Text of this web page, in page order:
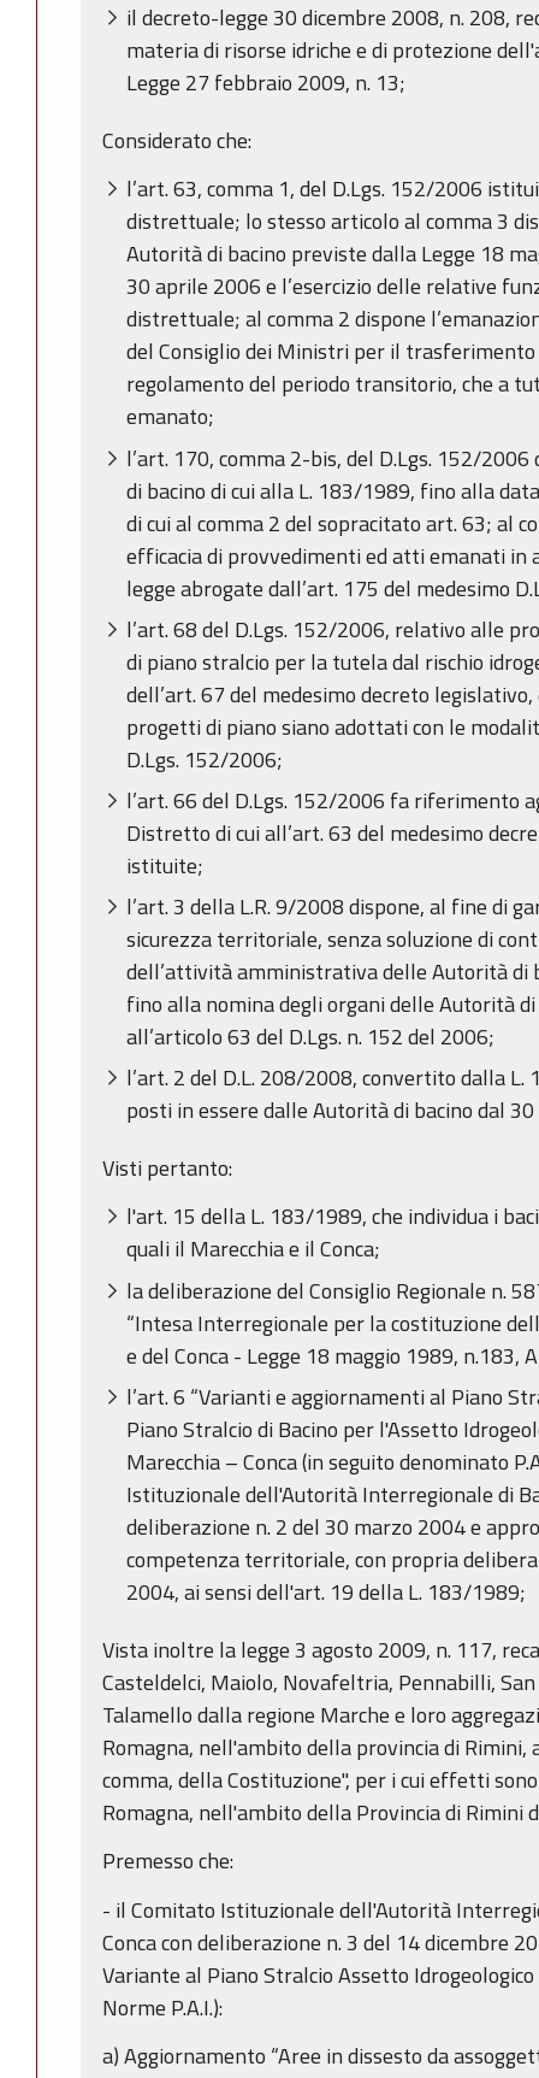
il decreto-legge 30 dicembre 2008, n. 208,
materia di risorse idriche e di protezione
Legge 27 febbraio 2009, n. 13;
Considerato che:
l’art. 63, comma 1, del D.Lgs. 152/2006
distrettuale; lo stesso articolo al comma 3
Autorità di bacino previste dalla Legge 18
30 aprile 2006 e l’esercizio delle relative
distrettuale; al comma 2 dispone
del Consiglio dei Ministri per il
regolamento del periodo transitorio, che a
emanato;
l’art. 170, comma 2-bis, del D.Lgs. 152/
di bacino di cui alla L. 183/1989, fino alla
di cui al comma 2 del sopracitato art. 63; al
efficacia di provvedimenti ed atti emanati in
legge abrogate dall’art. 175 del medesimo
l’art. 68 del D.Lgs. 152/2006, relativo alle
di piano stralcio per la tutela dal rischio
dell’art. 67 del medesimo decreto
progetti di piano siano adottati con le
D.Lgs. 152/2006;
l’art. 66 del D.Lgs. 152/2006 fa riferimento
Distretto di cui all’art. 63 del medesimo
istituite;
l’art. 3 della L.R. 9/2008 dispone, al fine di
sicurezza territoriale, senza soluzione di
dell’attività amministrativa delle Autorità di
fino alla nomina degli organi delle Autorità
all’articolo 63 del D.Lgs. n. 152 del 2006;
l’art. 2 del D.L. 208/2008, convertito dalla
posti in essere dalle Autorità di bacino dal
Visti pertanto:
l'art. 15 della L. 183/1989, che individua i
quali il Marecchia e il Conca;
la deliberazione del Consiglio Regionale n.
“Intesa Interregionale per la costituzione
e del Conca - Legge 18 maggio 1989, n.183,
l’art. 6 “Varianti e aggiornamenti al Piano
Piano Stralcio di Bacino per l'Assetto
Marecchia – Conca (in seguito denominato
Istituzionale dell'Autorità Interregionale di
deliberazione n. 2 del 30 marzo 2004 e
competenza territoriale, con propria
2004, ai sensi dell'art. 19 della L. 183/1989;
Vista inoltre la legge 3 agosto 2009, n. 117,
Casteldelci, Maiolo, Novafeltria, Pennabilli,
Talamello dalla regione Marche e loro
Romagna, nell'ambito della provincia di Rimini,
comma, della Costituzione", per i cui effetti
Romagna, nell'ambito della Provincia di
Premesso che:
- il Comitato Istituzionale dell'Autorità
Conca con deliberazione n. 3 del 14 dicembre
Variante al Piano Stralcio Assetto Idrogeologico
Norme P.A.I.):
a) Aggiornamento “Aree in dissesto da